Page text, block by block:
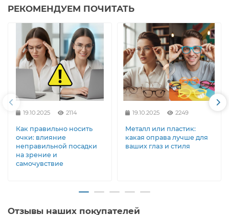
РЕКОМЕНДУЕМ ПОЧИТАТЬ
19.10.2025 2114
Как правильно носить
очки: влияние
неправильной посадки
на зрение и
самочувствие
19.10.2025 2249
Металл или пластик:
какая оправа лучше для
ваших глаз и стиля
Отзывы наших покупателей